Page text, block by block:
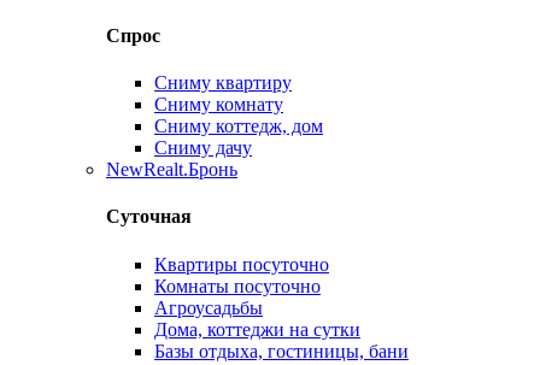
Спрос
Сниму квартиру
Сниму комнату
Сниму коттедж, дом
Сниму дачу
NewRealt.Бронь
Суточная
Квартиры посуточно
Комнаты посуточно
Агроусадьбы
Дома, коттеджи на сутки
Базы отдыха, гостиницы, бани